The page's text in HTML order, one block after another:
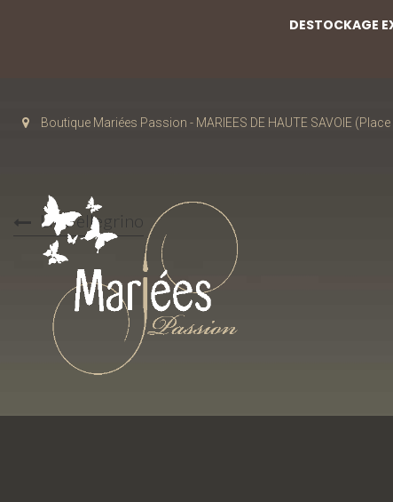
Boutique Mariées Passion - MARIEES DE HAUTE SAVOIE
Lili Pellegrino
DESTOCKAGE